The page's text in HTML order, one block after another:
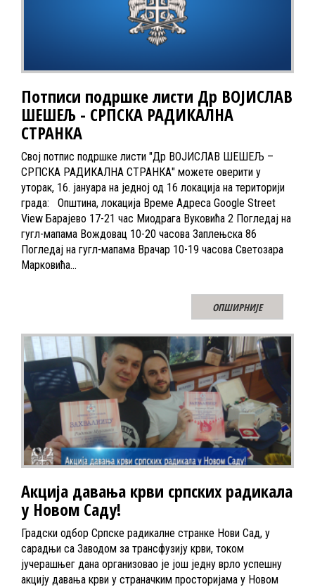
Потписи подршке листи Др ВОЈИСЛАВ
ШЕШЕЉ - СРПСКА РАДИКАЛНА
СТРАНКА
Свој потпис подршке листи "Др ВОЈИСЛАВ ШЕШЕЉ –
СРПСКА РАДИКАЛНА СТРАНКА" можете оверити у
уторак, 16. јануара на једној од 16 локација на територији
града: Општина, локација Време Адреса Google Street
View Барајево 17-21 час Миодрага Вуковића 2 Погледај на
гугл-мапама Вождовац 10-20 часова Заплењска 86
Погледај на гугл-мапама Врачар 10-19 часова Светозара
Марковића…
ОПШИРНИЈЕ
Акција давања крви српских радикала
у Новом Саду!
Градски одбор Српске радикалне странке Нови Сад, у
сарадњи са Заводом за трансфузију крви, током
јучерашњег дана организовао је још једну врло успешну
акцију давања крви у страначким просторијама у Новом